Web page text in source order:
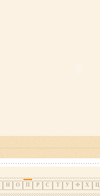
Н О П Р С Т У Ф Х Ц